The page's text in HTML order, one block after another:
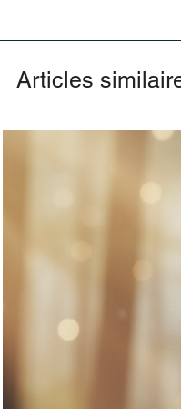
Articles